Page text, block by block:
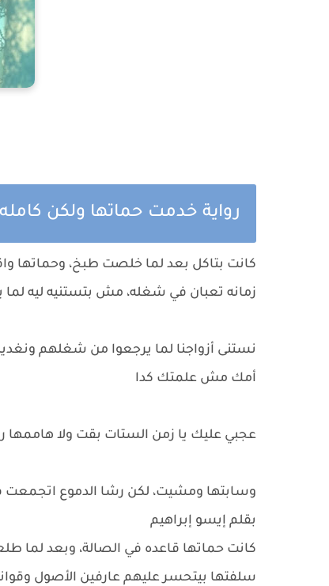
رواية خدمت حماتها ولكن
كانت بتاكل بعد لما خلصت طبخ، وحماتها
زمانه تعبان في شغله، مش بتستنيه ليه لما
نستنى أزواجنا لما يرجعوا من شغلهم
أمك مش علمتك كدا
عجبي عليك يا زمن الستات بقت ولا
وسابتها ومشيت، لكن رشا الدموع
بقلم إيسو إبراهيم
كانت حماتها قاعده في الصالة، وبعد لما
سلفتها بيتحسر عليهم عارفين الأصول